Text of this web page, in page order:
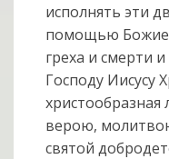
исполнять эти
помощью
греха и смерти
Господу Иисусу
верою,
святой